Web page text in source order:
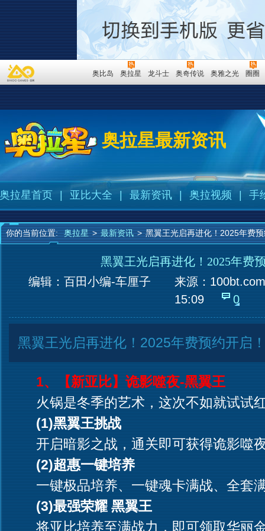
奥比岛 奥拉星 龙斗士 奥奇传说 奥雅之光 圈圈
奥拉星最新资讯
奥拉星首页 亚比大全 最新资讯 奥拉视频 手
你的当前位置: 奥拉星 > 最新资讯 > 黑翼王光启再进化！2025年费
黑翼王光启再进化！2025年费
编辑：百田小编-车厘子
来源：
15:09
0
黑翼王光启再进化！2025年费预约开启
1、【新亚比】诡影噬夜-黑翼王
火锅是冬季的艺术，这次不如就试试
(1)黑翼王挑战
开启暗影之战，通关即可获得诡影噬
(2)超惠一键培养
一键极品培养、一键魂卡满战、全套
(3)最强荣耀 黑翼王
将亚比培养至满战力，即可领取华丽